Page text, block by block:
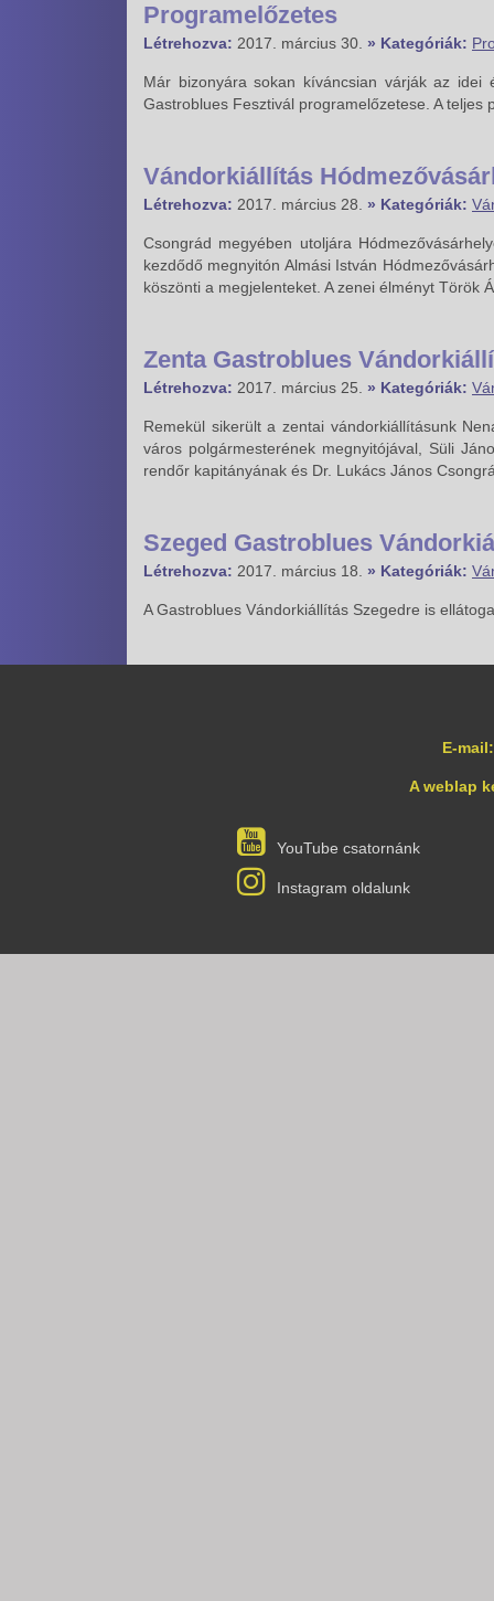
Programelőzetes
Létrehozva: 2017. március 30. » Kategóriák:
Már bizonyára sokan kíváncsian várják az
Gastroblues Fesztivál programelőzetese. A
Vándorkiállítás
Létrehozva: 2017. március 28. » Kategóriák:
Csongrád megyében utoljára
kezdődő megnyitón Almási István
köszönti a megjelenteket. A zenei élményt Török
Zenta Gastroblues
Létrehozva: 2017. március 25. » Kategóriák:
Remekül sikerült a zentai vándorkiállításunk
város polgármesterének megnyitójával, Süli
rendőr kapitányának és Dr. Lukács János
Szeged Gastroblues
Létrehozva: 2017. március 18. » Kategóriák:
A Gastroblues Vándorkiállítás Szegedre is
E-mail:
A weblap
YouTube csatornánk
Instagram oldalunk